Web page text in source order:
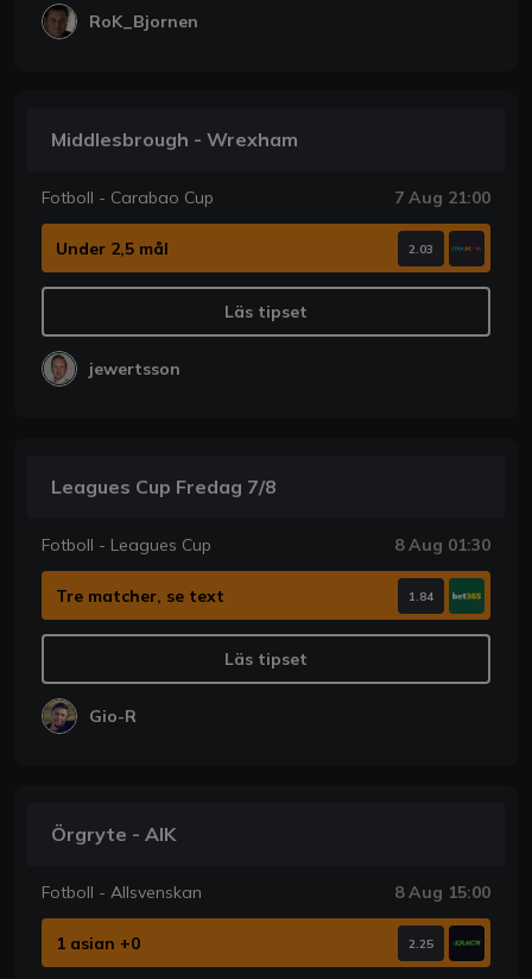
RoK_Bjornen
Middlesbrough - Wrexham
Fotboll - Carabao Cup 7 Aug 21:00
Under 2,5 mål 2.03
Läs tipset
jewertsson
Leagues Cup Fredag 7/8
Fotboll - Leagues Cup 8 Aug 01:30
Tre matcher, se text 1.84
Läs tipset
Gio-R
Örgryte - AIK
Fotboll - Allsvenskan 8 Aug 15:00
1 asian +0 2.25